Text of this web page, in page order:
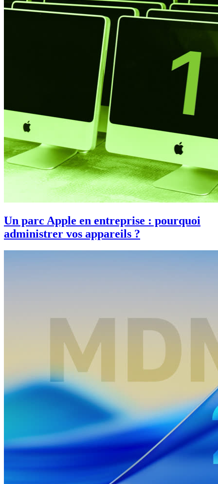
Un parc Apple en entreprise : pourquoi
administrer vos appareils ?